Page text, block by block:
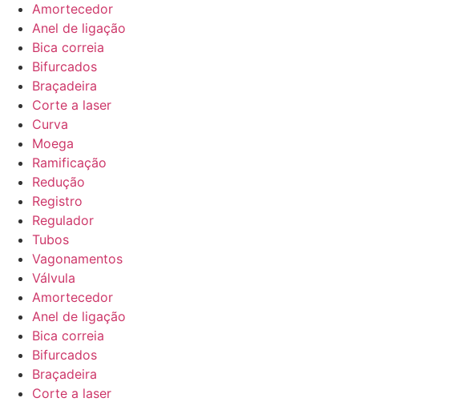
Amortecedor
Anel de ligação
Bica correia
Bifurcados
Braçadeira
Corte a laser
Curva
Moega
Ramificação
Redução
Registro
Regulador
Tubos
Vagonamentos
Válvula
Amortecedor
Anel de ligação
Bica correia
Bifurcados
Braçadeira
Corte a laser